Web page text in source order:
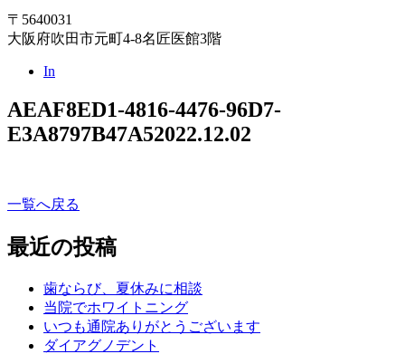
〒5640031
大阪府吹田市元町4-8名匠医館3階
In
AEAF8ED1-4816-4476-96D7-
E3A8797B47A52022.12.02
一覧へ戻る
最近の投稿
歯ならび、夏休みに相談
当院でホワイトニング
いつも通院ありがとうございます
ダイアグノデント